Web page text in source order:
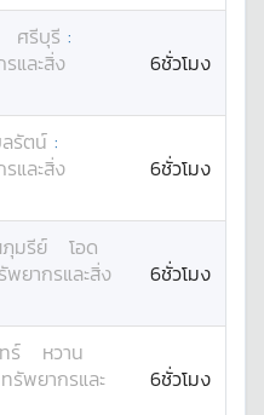
ศรีบุรี :
และสิ่ง
6ชั่วโมง
รัตน์ :
และสิ่ง
6ชั่วโมง
มรีย์
โอด
ยากรและสิ่ง
6ชั่วโมง
ร์
หวาน
รัพยากรและ
6ชั่วโมง